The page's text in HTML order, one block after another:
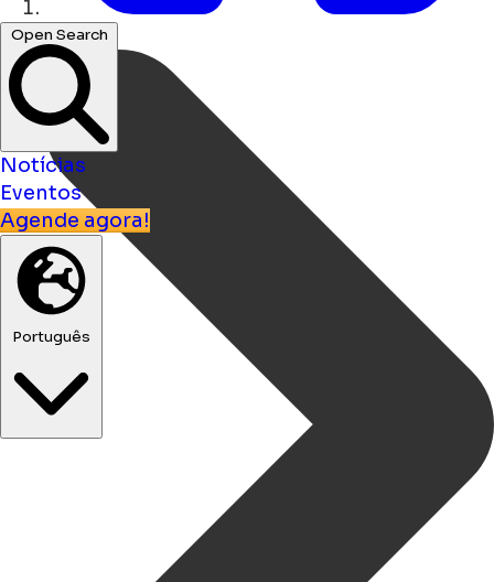
Open Search
Notícias
Eventos
Agende agora!
Português
Lar